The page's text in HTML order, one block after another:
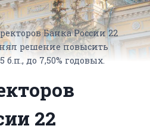
Банка России 22
решение повысить
до 7,50% годовых.
22